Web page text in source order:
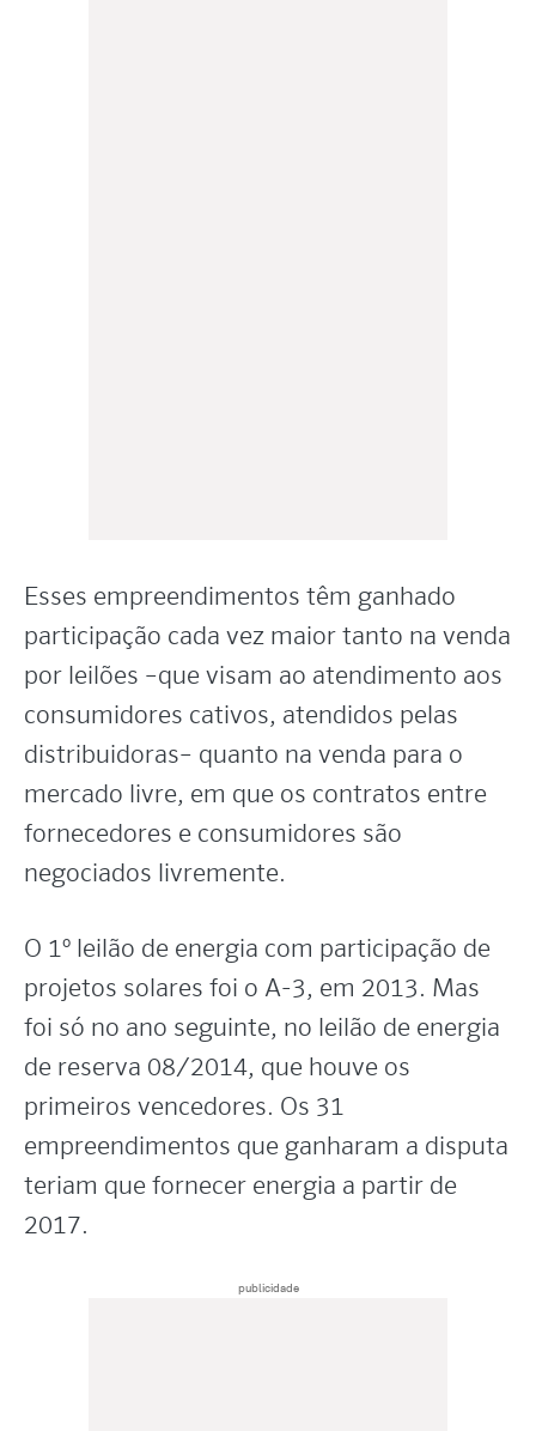
Esses empreendimentos têm ganhado
participação cada vez maior tanto na venda
por leilões –que visam ao atendimento aos
consumidores cativos, atendidos pelas
distribuidoras– quanto na venda para o
mercado livre, em que os contratos entre
fornecedores e consumidores são
negociados livremente.
O 1º leilão de energia com participação de
projetos solares foi o A-3, em 2013. Mas
foi só no ano seguinte, no leilão de energia
de reserva 08/2014, que houve os
primeiros vencedores. Os 31
empreendimentos que ganharam a disputa
teriam que fornecer energia a partir de
2017.
publicidade